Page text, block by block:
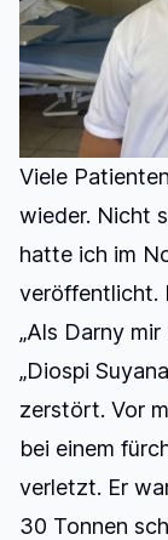
Viele
wieder. Nicht
hatte ich im
veröffentlicht.
„Als Darny
„Diospi
zerstört. Vor
bei einem
verletzt. Er
30 Tonnen